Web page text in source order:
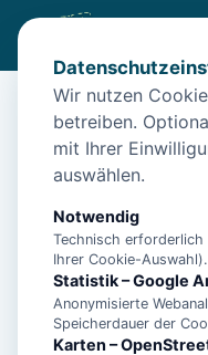
Diese
buchbar
Unterkünfte in
Ferienwohnung
Wir nutzen
betreiben.
mit Ihrer
auswählen.
Notwendig
Technisch erforderlich
Ihrer Cookie-
Statistik – Google
Anonymisierte
Speicherdauer der
Karten –